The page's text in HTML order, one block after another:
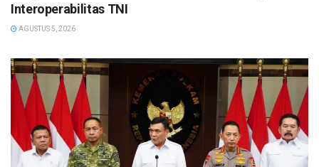
Interoperabilitas TNI
AGUSTUS 5, 2026